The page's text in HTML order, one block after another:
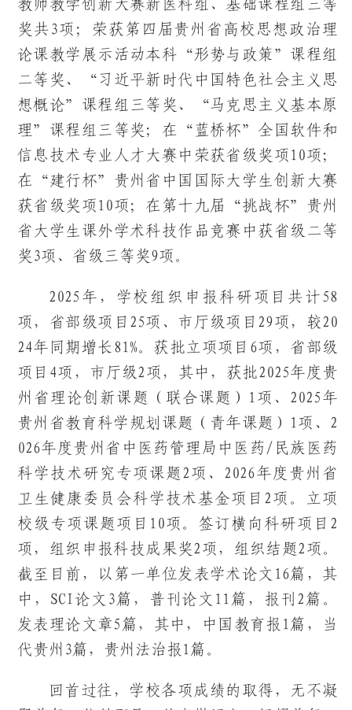
教师教学创新大赛新医科组、基础课程组三等
奖共3项；荣获第四届贵州省高校思想政治理
论课教学展示活动本科“形势与政策”课程组
二等奖、“习近平新时代中国特色社会主义思
想概论”课程组三等奖、“马克思主义基本原
理”课程组三等奖；在“蓝桥杯”全国软件和
信息技术专业人才大赛中荣获省级奖项10项；
在“建行杯”贵州省中国国际大学生创新大赛
获省级奖项10项；在第十九届“挑战杯”贵州
省大学生课外学术科技作品竞赛中获省级二等
奖3项、省级三等奖9项。
2025年，学校组织申报科研项目共计58
项，省部级项目25项、市厅级项目29项，较20
24年同期增长81%。获批立项项目6项，省部级
项目4项，市厅级2项，其中，获批2025年度贵
州省理论创新课题（联合课题）1项、2025年
贵州省教育科学规划课题（青年课题）1项、2
026年度贵州省中医药管理局中医药/民族医药
科学技术研究专项课题2项、2026年度贵州省
卫生健康委员会科学技术基金项目2项。立项
校级专项课题项目10项。签订横向科研项目2
项，组织申报科技成果奖2项，组织结题2项。
截至目前，以第一单位发表学术论文16篇，其
中，SCI论文3篇，普刊论文11篇，报刊2篇。
发表理论文章5篇，其中，中国教育报1篇，当
代贵州3篇，贵州法治报1篇。
回首过往，学校各项成绩的取得，无不凝